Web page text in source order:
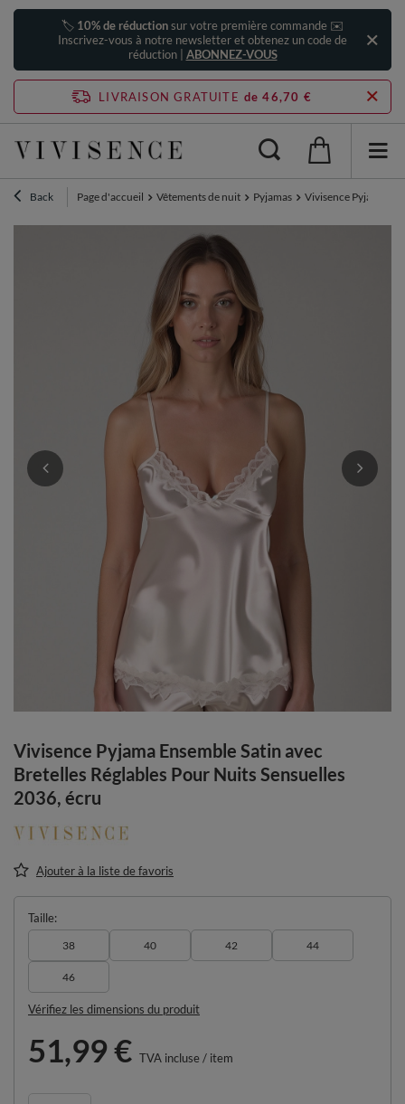
🏷️ 10% de réductionsur votre première commande ✉️
Inscrivez-vous à notre newsletter et obtenez un code de
réduction | ABONNEZ-VOUS
LIVRAISON GRATUITE de 46,70 €
Back Page d'accueil Vêtements de nuit Pyjamas Vivisence Pyjama
Vivisence Pyjama Ensemble Satin avec
Bretelles Réglables Pour Nuits Sensuelles
2036, écru
Ajouter à la liste de favoris
Taille
38 40 42 44
46
Vérifiez les dimensions du produit
51,99 € TVA incluse/ item